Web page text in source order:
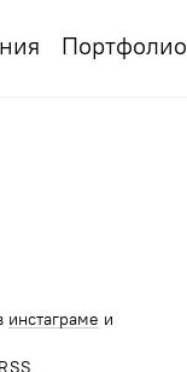
Портфолио
инстаграме и